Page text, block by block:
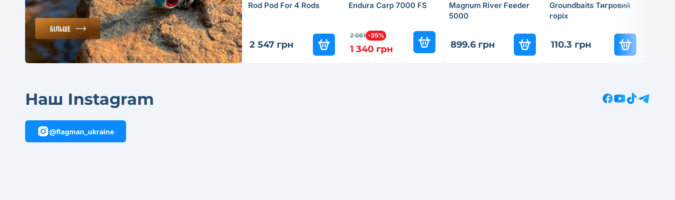
Rod Pod For 4 Rods
2 547 грн
Endura Carp 7000 FS
2 061 -35%
1 340 грн
Magnum River Feeder
5000
899.6 грн
Groundbaits Тигровий
горiх
110.3 грн
Наш Instagram
@flagman_ukraine